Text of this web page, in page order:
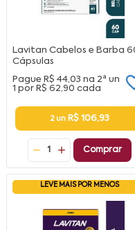
Lavitan Cabelos e Barba
Cápsulas
Pague R$ 44,03 na 2ª un
1 por R$ 62,90 cada
2 un R$ 106,93
1 Comprar
LEVE MAIS POR MENOS